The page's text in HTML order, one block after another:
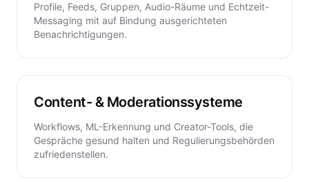
Profile, Feeds, Gruppen, Audio-Räume und Echtzeit-
Messaging mit auf Bindung ausgerichteten
Benachrichtigungen.
Content- & Moderationssysteme
Workflows, ML-Erkennung und Creator-Tools, die
Gespräche gesund halten und Regulierungsbehörden
zufriedenstellen.